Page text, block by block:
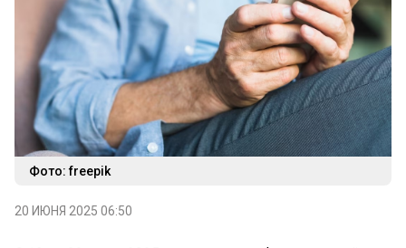
Фото: freepik
20 ИЮНЯ 2025 06:50